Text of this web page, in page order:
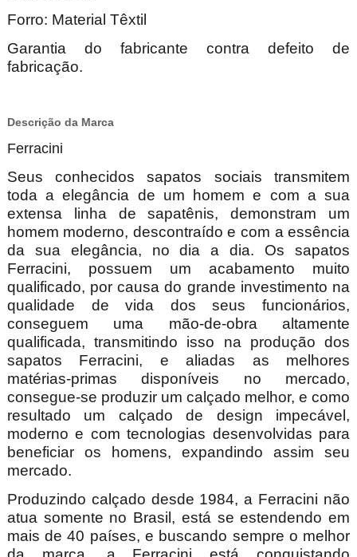
Forro: Material Têxtil
Garantia do fabricante contra defeito de
fabricação.
Descrição da Marca
Ferracini
Seus conhecidos sapatos sociais transmitem
toda a elegância de um homem e com a sua
extensa linha de sapatênis, demonstram um
homem moderno, descontraído e com a essência
da sua elegância, no dia a dia. Os sapatos
Ferracini, possuem um acabamento muito
qualificado, por causa do grande investimento na
qualidade de vida dos seus funcionários,
conseguem uma mão-de-obra altamente
qualificada, transmitindo isso na produção dos
sapatos Ferracini, e aliadas as melhores
matérias-primas disponíveis no mercado,
consegue-se produzir um calçado melhor, e como
resultado um calçado de design impecável,
moderno e com tecnologias desenvolvidas para
beneficiar os homens, expandindo assim seu
mercado.
Produzindo calçado desde 1984, a Ferracini não
atua somente no Brasil, está se estendendo em
mais de 40 países, e buscando sempre o melhor